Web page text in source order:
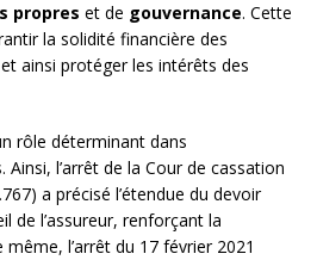
propres et de gouvernance. Cette
la solidité financière des
ainsi protéger les intérêts des
rôle déterminant dans
Ainsi, l’arrêt de la Cour de cassation
a précisé l’étendue du devoir
de l’assureur, renforçant la
l’arrêt du 17 février 2021